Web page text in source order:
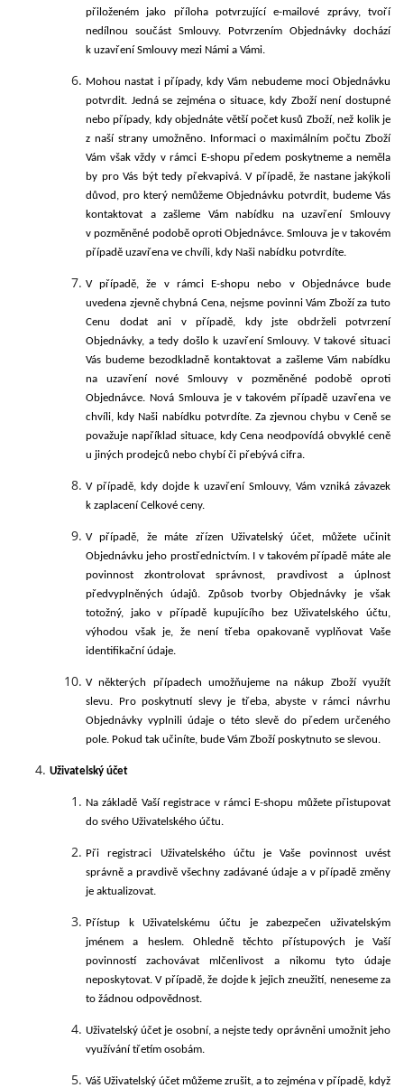
přiloženém jako příloha potvrzující e-mailové zprávy, tvoří
nedílnou součást Smlouvy. Potvrzením Objednávky dochází
k uzavření Smlouvy mezi Námi a Vámi.
Mohou nastat i případy, kdy Vám nebudeme moci Objednávku
potvrdit. Jedná se zejména o situace, kdy Zboží není dostupné
nebo případy, kdy objednáte větší počet kusů Zboží, než kolik je
z naší strany umožněno. Informaci o maximálním počtu Zboží
Vám však vždy v rámci E-shopu předem poskytneme a neměla
by pro Vás být tedy překvapivá. V případě, že nastane jakýkoli
důvod, pro který nemůžeme Objednávku potvrdit, budeme Vás
kontaktovat a zašleme Vám nabídku na uzavření Smlouvy
v pozměněné podobě oproti Objednávce. Smlouva je v takovém
případě uzavřena ve chvíli, kdy Naši nabídku potvrdíte.
V případě, že v rámci E-shopu nebo v Objednávce bude
uvedena zjevně chybná Cena, nejsme povinni Vám Zboží za tuto
Cenu dodat ani v případě, kdy jste obdrželi potvrzení
Objednávky, a tedy došlo k uzavření Smlouvy. V takové situaci
Vás budeme bezodkladně kontaktovat a zašleme Vám nabídku
na uzavření nové Smlouvy v pozměněné podobě oproti
Objednávce. Nová Smlouva je v takovém případě uzavřena ve
chvíli, kdy Naši nabídku potvrdíte. Za zjevnou chybu v Ceně se
považuje například situace, kdy Cena neodpovídá obvyklé ceně
u jiných prodejců nebo chybí či přebývá cifra.
V případě, kdy dojde k uzavření Smlouvy, Vám vzniká závazek
k zaplacení Celkové ceny.
Vpřípadě, že máte zřízen Uživatelský účet, můžete učinit
Objednávku jeho prostřednictvím. I v takovém případě máte ale
povinnost zkontrolovat správnost, pravdivost a úplnost
předvyplněných údajů. Způsob tvorby Objednávky je však
totožný, jako v případě kupujícího bez Uživatelského účtu,
výhodou však je, že není třeba opakovaně vyplňovat Vaše
identifikační údaje.
Vněkterých případech umožňujeme na nákup Zboží využít
slevu. Pro poskytnutí slevy je třeba, abyste v rámci návrhu
Objednávky vyplnili údaje o této slevě do předem určeného
pole. Pokud tak učiníte, bude Vám Zboží poskytnuto se slevou.
Uživatelský účet
Na základě Vaší registrace v rámci E-shopu můžete přistupovat
do svého Uživatelského účtu.
Při registraci Uživatelského účtu je Vaše povinnost uvést
správně a pravdivě všechny zadávané údaje a v případě změny
je aktualizovat.
Přístup k Uživatelskému účtu je zabezpečen uživatelským
jménem a heslem. Ohledně těchto přístupových je Vaší
povinností zachovávat mlčenlivost a nikomu tyto údaje
neposkytovat. V případě, že dojde k jejich zneužití, neneseme za
to žádnou odpovědnost.
Uživatelský účet je osobní, a nejste tedy oprávněni umožnit jeho
využívání třetím osobám.
Váš Uživatelský účet můžeme zrušit, a to zejména v případě, když